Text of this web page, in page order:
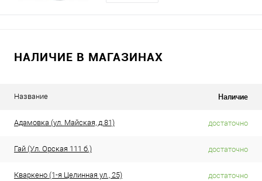
НАЛИЧИЕ В МАГАЗИНАХ
Название Наличие
Адамовка (ул. Майская, д.81) достаточно
Гай (Ул. Орская 111 б.) достаточно
Кваркено (1-я Целинная ул., 25) достаточно